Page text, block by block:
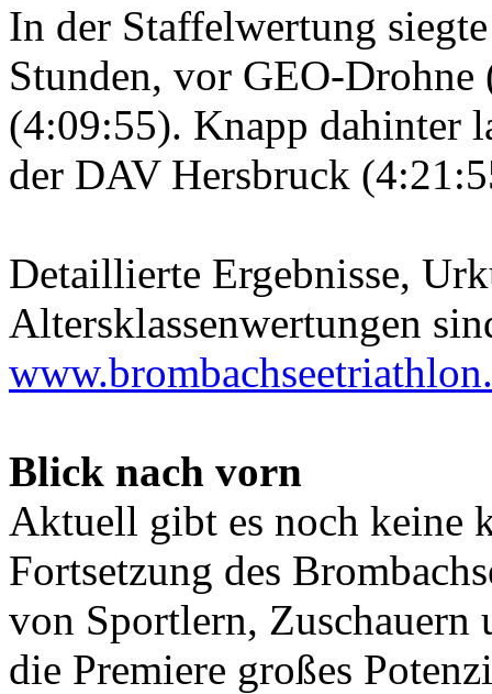
In der Staffelwertung
Stunden, vor GEO-
(4:09:55). Knapp dahinter
der DAV Hersbruck
Detaillierte Ergebnisse,
Altersklassenwertungen
Blick nach vorn
Aktuell gibt es noch keine
Fortsetzung des
von Sportlern, Zuschauern
die Premiere großes